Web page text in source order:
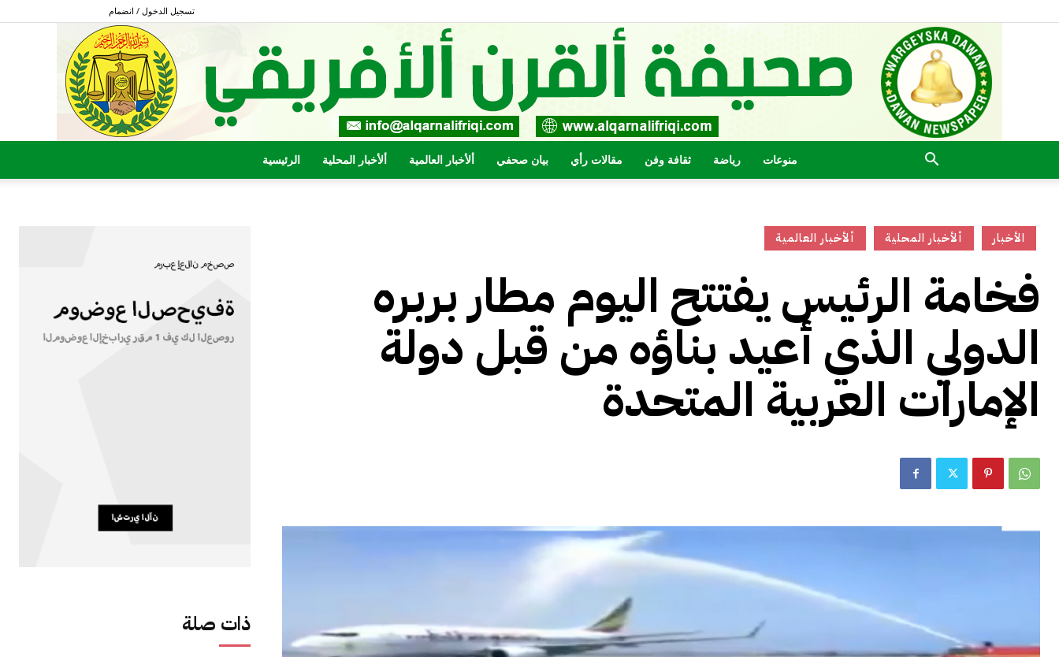
تسجيل الدخول / انضمام
القرن
الرئيسية ألأخبار المحلية ألأخبار العالمية بيان صحفي مقالات رأي ثقافة وفن رياضة منوعات
ذات صلة
ألأخبار العالمية ألأخبار المحلية الأخبار
فخامة الرئيس يفتتح اليوم مطار بربره
الدولي الذي أعيد بناؤه من قبل دولة
الإمارات العربية المتحدة